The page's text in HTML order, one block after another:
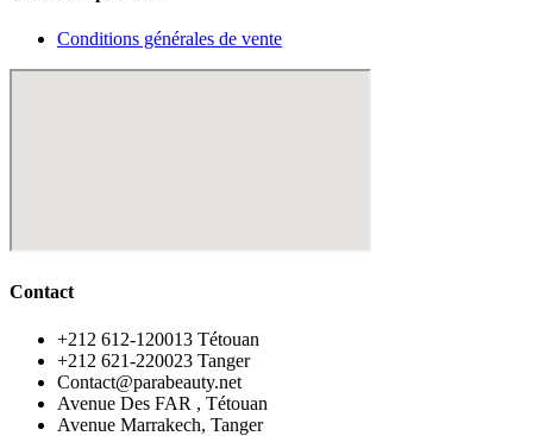
Conditions générales de vente
Contact
‪+212 612-120013 Tétouan
‪+212 621-220023 Tanger
Contact@parabeauty.net
Avenue Des FAR , Tétouan
Avenue Marrakech, Tanger